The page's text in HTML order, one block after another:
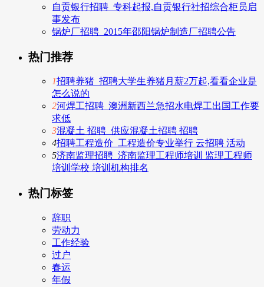
自贡银行招聘_专科起报,自贡银行社招综合柜员启
事发布
锅炉厂招聘_2015年邵阳锅炉制造厂招聘公告
热门推荐
1招聘养猪_招聘大学生养猪月薪2万起,看看企业是
怎么说的
2河焊工招聘_澳洲新西兰急招水电焊工出国工作要
求低
3混凝土 招聘_供应混凝土招聘 招聘
4招聘工程造价_工程造价专业举行 云招聘 活动
5济南监理招聘_济南监理工程师培训 监理工程师
培训学校 培训机构排名
热门标签
辞职
劳动力
工作经验
过户
春运
年假